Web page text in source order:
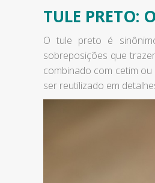
TULE PRETO:
O tule preto é
sobreposições que
combinado com cetim
ser reutilizado em